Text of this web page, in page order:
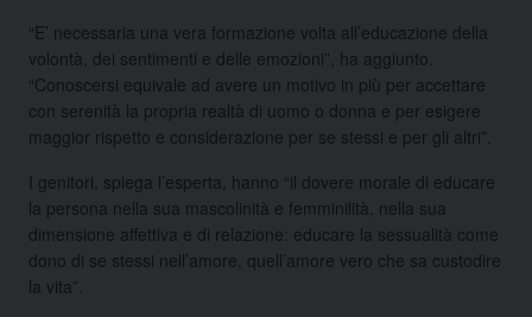
“E’ necessaria una vera formazione volta all’educazione della
volontà, dei sentimenti e delle emozioni”, ha aggiunto.
“Conoscersi equivale ad avere un motivo in più per accettare
con serenità la propria realtà di uomo o donna e per esigere
maggior rispetto e considerazione per se stessi e per gli altri”.
I genitori, spiega l’esperta, hanno “il dovere morale di educare
la persona nella sua mascolinità e femminilità, nella sua
dimensione affettiva e di relazione: educare la sessualità come
dono di se stessi nell’amore, quell’amore vero che sa custodire
la vita”.